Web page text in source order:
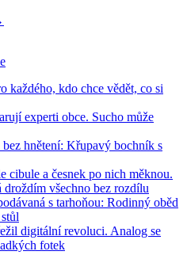
každého, kdo chce vědět, co si
experti obce. Sucho může
hnětení: Křupavý bochník s
cibule a česnek po nich měknou.
droždím všechno bez rozdílu
s tarhoňou: Rodinný oběd
digitální revoluci. Analog se
fotek